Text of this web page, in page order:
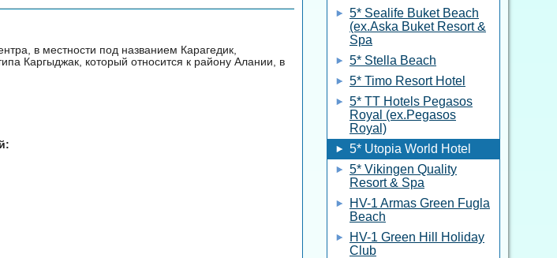
в местности под названием Карагедик,
Каргыджак, который относится к району Алании, в
5* Sealife Buket Beach
(ex.Aska Buket Resort &
Spa
5* Stella Beach
5* Timo Resort Hotel
5* TT Hotels Pegasos
Royal (ex.Pegasos
Royal)
5* Utopia World Hotel
5* Vikingen Quality
Resort & Spa
HV-1 Armas Green Fugla
Beach
HV-1 Green Hill Holiday
Club